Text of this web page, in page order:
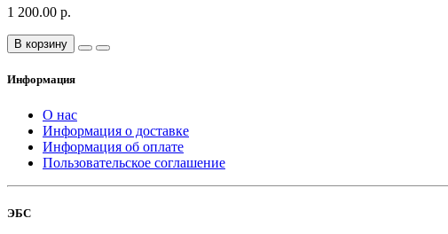
1 200.00 р.
В корзину
Информация
О нас
Информация о доставке
Информация об оплате
Пользовательское соглашение
ЭБС